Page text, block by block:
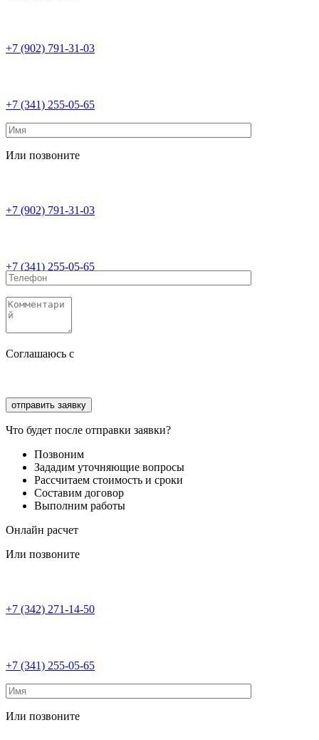
+7 (902) 791-31-03
+7 (341) 255-05-65
Или позвоните
+7 (902) 791-31-03
+7 (341) 255-05-65
Соглашаюсь с
Что будет после отправки заявки?
Позвоним
Зададим уточняющие вопросы
Рассчитаем стоимость и сроки
Составим договор
Выполним работы
Онлайн расчет
Или позвоните
+7 (342) 271-14-50
+7 (341) 255-05-65
Или позвоните